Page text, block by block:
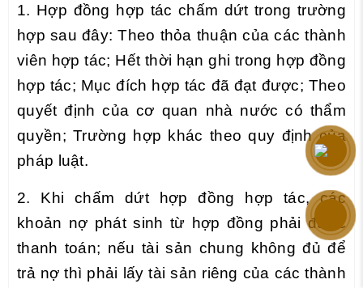
1. Hợp đồng hợp tác chấm dứt trong trường
hợp sau đây: Theo thỏa thuận của các thành
viên hợp tác; Hết thời hạn ghi trong hợp đồng
hợp tác; Mục đích hợp tác đã đạt được; Theo
quyết định của cơ quan nhà nước có thẩm
quyền; Trường hợp khác theo quy định của
pháp luật.
2. Khi chấm dứt hợp đồng hợp tác, các
khoản nợ phát sinh từ hợp đồng phải được
thanh toán; nếu tài sản chung không đủ để
trả nợ thì phải lấy tài sản riêng của các thành